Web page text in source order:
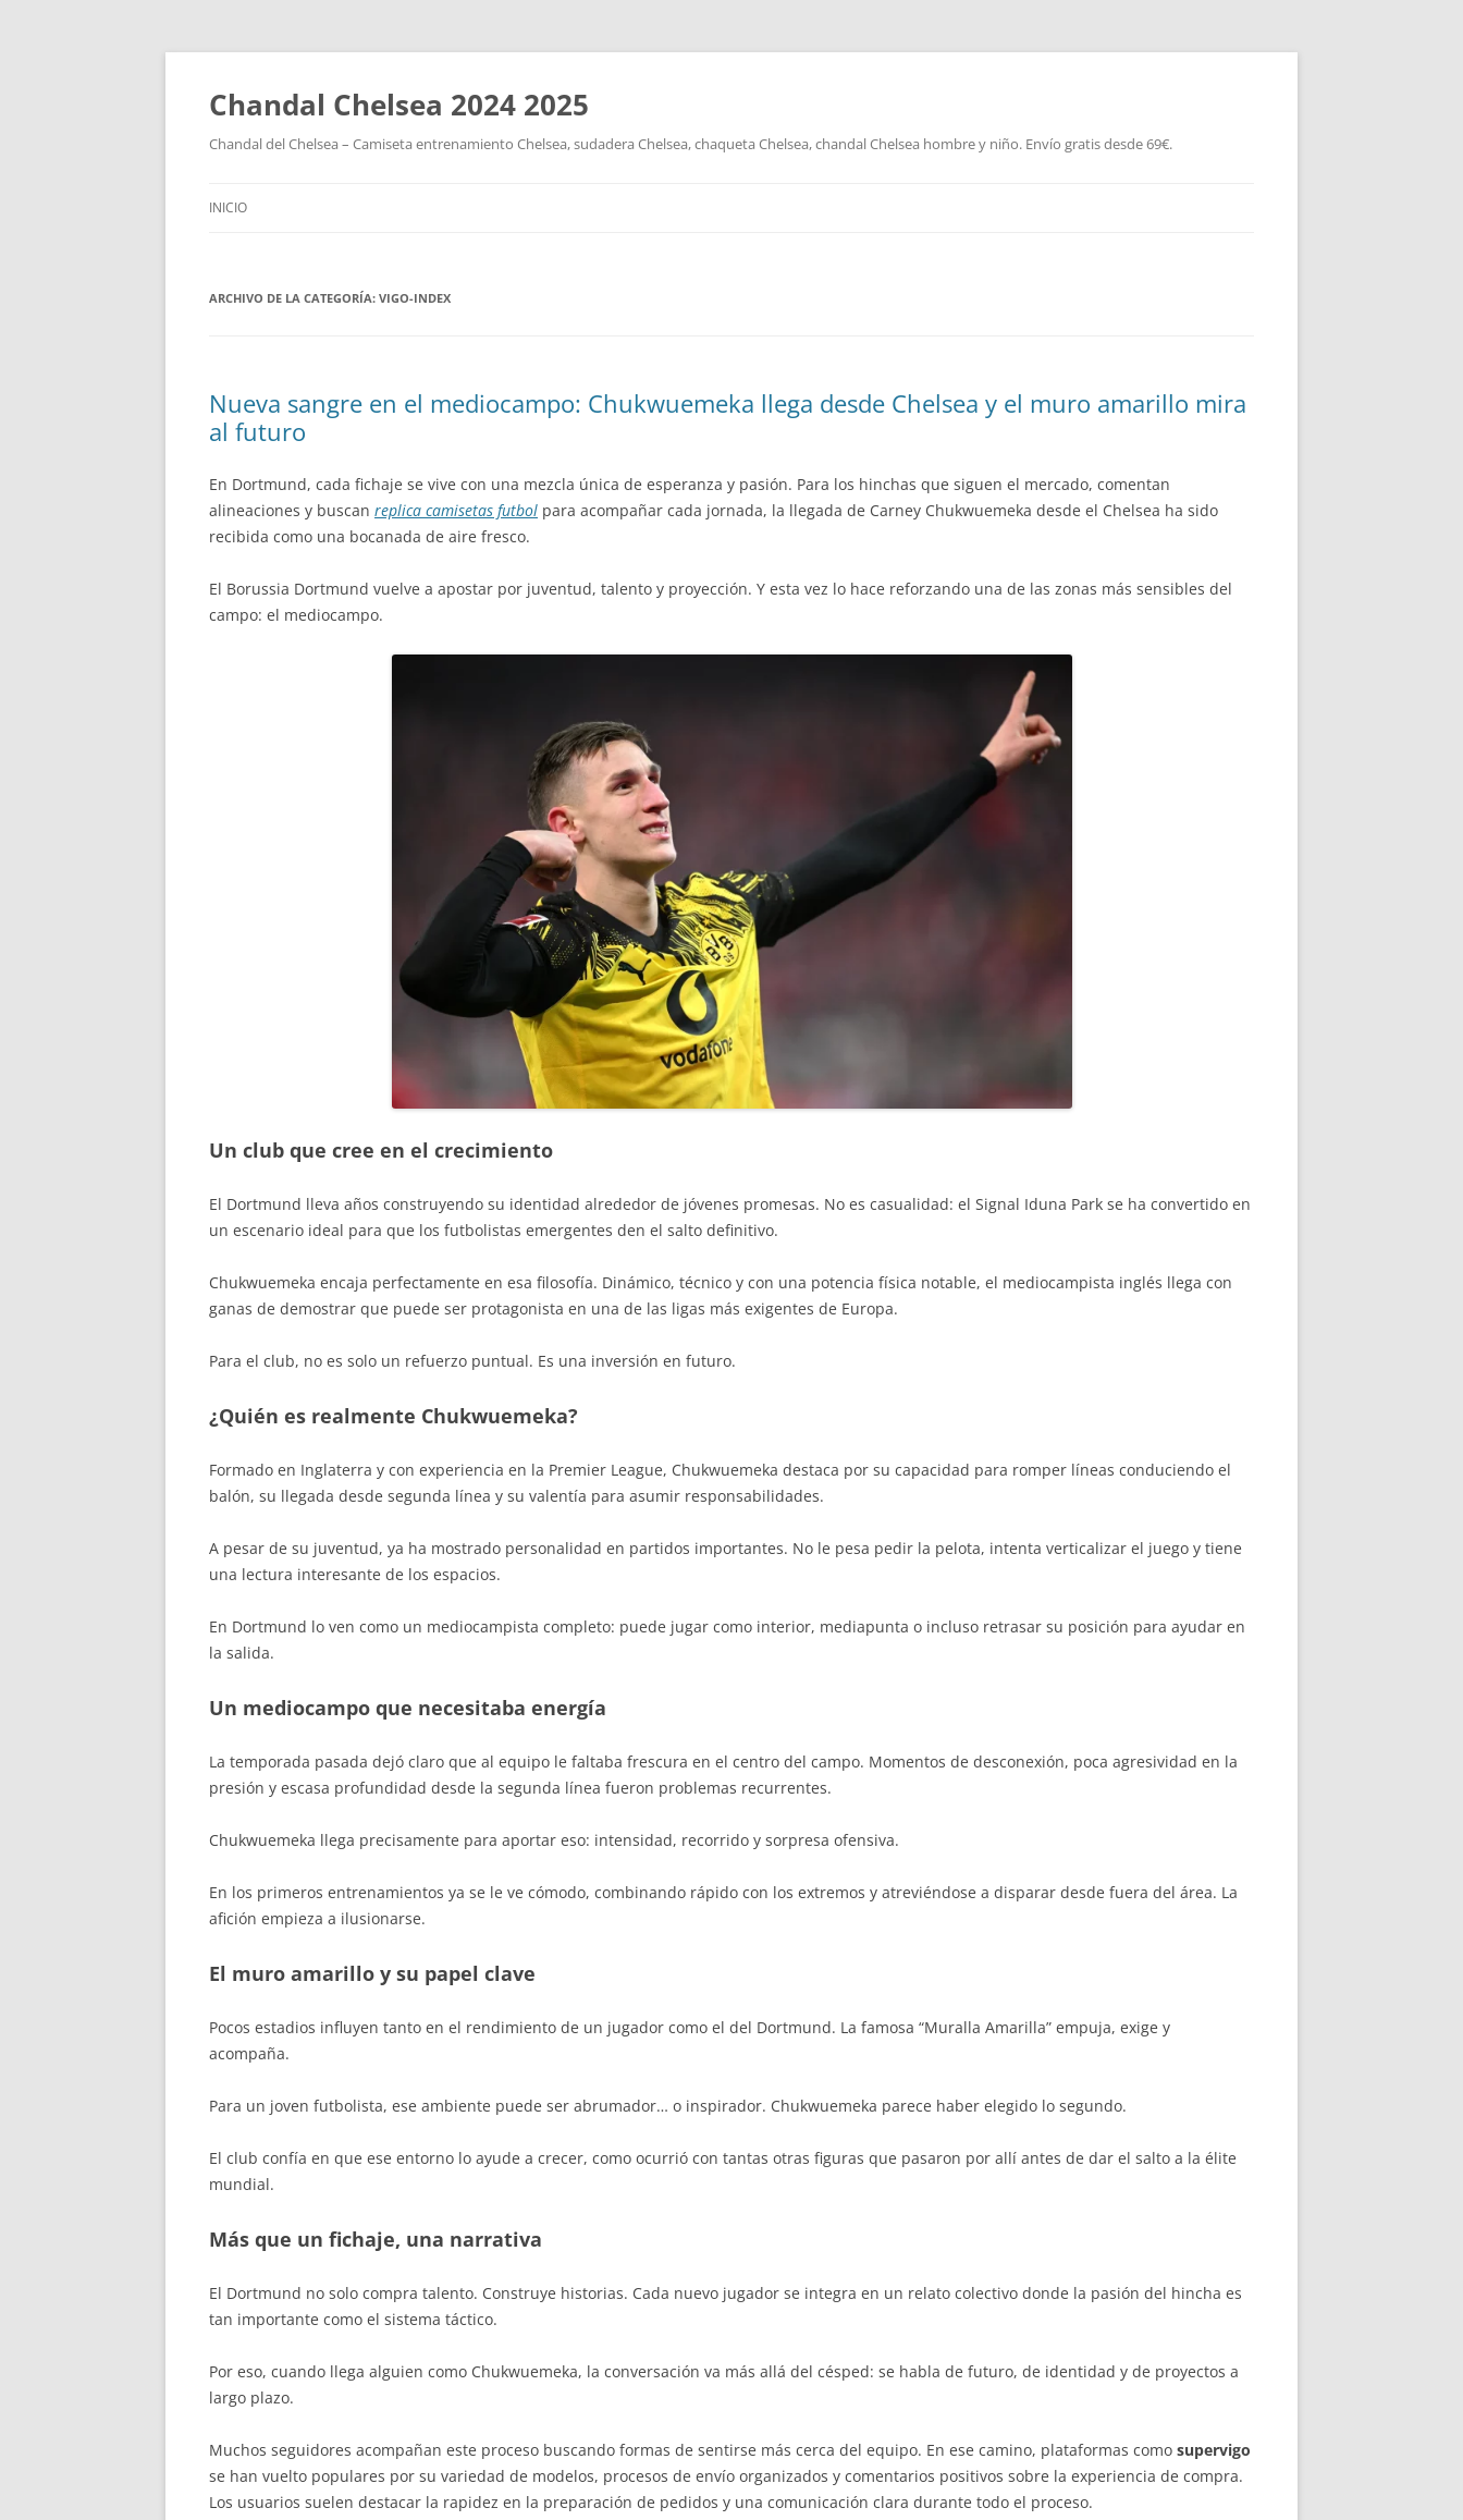
Chandal Chelsea 2024 2025
Chandal del Chelsea – Camiseta entrenamiento Chelsea, sudadera Chelsea, chaqueta Chelsea, chandal Chelsea hombre y niño. Envío gratis desde 69€.
INICIO
ARCHIVO DE LA CATEGORÍA: VIGO-INDEX
Nueva sangre en el mediocampo: Chukwuemeka llega desde Chelsea y el muro amarillo mira
al futuro
En Dortmund, cada fichaje se vive con una mezcla única de esperanza y pasión. Para los hinchas que siguen el mercado, comentan
alineaciones y buscan replica camisetas futbol para acompañar cada jornada, la llegada de Carney Chukwuemeka desde el Chelsea ha sido
recibida como una bocanada de aire fresco.
El Borussia Dortmund vuelve a apostar por juventud, talento y proyección. Y esta vez lo hace reforzando una de las zonas más sensibles del
campo: el mediocampo.
Un club que cree en el crecimiento
El Dortmund lleva años construyendo su identidad alrededor de jóvenes promesas. No es casualidad: el Signal Iduna Park se ha convertido en
un escenario ideal para que los futbolistas emergentes den el salto definitivo.
Chukwuemeka encaja perfectamente en esa filosofía. Dinámico, técnico y con una potencia física notable, el mediocampista inglés llega con
ganas de demostrar que puede ser protagonista en una de las ligas más exigentes de Europa.
Para el club, no es solo un refuerzo puntual. Es una inversión en futuro.
¿Quién es realmente Chukwuemeka?
Formado en Inglaterra y con experiencia en la Premier League, Chukwuemeka destaca por su capacidad para romper líneas conduciendo el
balón, su llegada desde segunda línea y su valentía para asumir responsabilidades.
A pesar de su juventud, ya ha mostrado personalidad en partidos importantes. No le pesa pedir la pelota, intenta verticalizar el juego y tiene
una lectura interesante de los espacios.
En Dortmund lo ven como un mediocampista completo: puede jugar como interior, mediapunta o incluso retrasar su posición para ayudar en
la salida.
Un mediocampo que necesitaba energía
La temporada pasada dejó claro que al equipo le faltaba frescura en el centro del campo. Momentos de desconexión, poca agresividad en la
presión y escasa profundidad desde la segunda línea fueron problemas recurrentes.
Chukwuemeka llega precisamente para aportar eso: intensidad, recorrido y sorpresa ofensiva.
En los primeros entrenamientos ya se le ve cómodo, combinando rápido con los extremos y atreviéndose a disparar desde fuera del área. La
afición empieza a ilusionarse.
El muro amarillo y su papel clave
Pocos estadios influyen tanto en el rendimiento de un jugador como el del Dortmund. La famosa “Muralla Amarilla” empuja, exige y
acompaña.
Para un joven futbolista, ese ambiente puede ser abrumador… o inspirador. Chukwuemeka parece haber elegido lo segundo.
El club confía en que ese entorno lo ayude a crecer, como ocurrió con tantas otras figuras que pasaron por allí antes de dar el salto a la élite
mundial.
Más que un fichaje, una narrativa
El Dortmund no solo compra talento. Construye historias. Cada nuevo jugador se integra en un relato colectivo donde la pasión del hincha es
tan importante como el sistema táctico.
Por eso, cuando llega alguien como Chukwuemeka, la conversación va más allá del césped: se habla de futuro, de identidad y de proyectos a
largo plazo.
Muchos seguidores acompañan este proceso buscando formas de sentirse más cerca del equipo. En ese camino, plataformas como supervigo
se han vuelto populares por su variedad de modelos, procesos de envío organizados y comentarios positivos sobre la experiencia de compra.
Los usuarios suelen destacar la rapidez en la preparación de pedidos y una comunicación clara durante todo el proceso.